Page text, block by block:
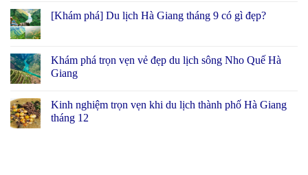
[Khám phá] Du lịch Hà Giang tháng 9 có gì đẹp?
Khám phá trọn vẹn vẻ đẹp du lịch sông Nho Quế Hà
Giang
Kinh nghiệm trọn vẹn khi du lịch thành phố Hà Giang
tháng 12